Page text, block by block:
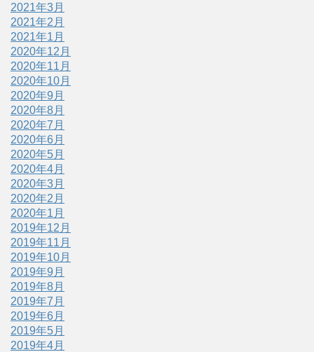
2021年3月
2021年2月
2021年1月
2020年12月
2020年11月
2020年10月
2020年9月
2020年8月
2020年7月
2020年6月
2020年5月
2020年4月
2020年3月
2020年2月
2020年1月
2019年12月
2019年11月
2019年10月
2019年9月
2019年8月
2019年7月
2019年6月
2019年5月
2019年4月